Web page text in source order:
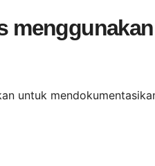
untuk